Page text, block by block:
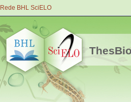
Rede BHL SciELO